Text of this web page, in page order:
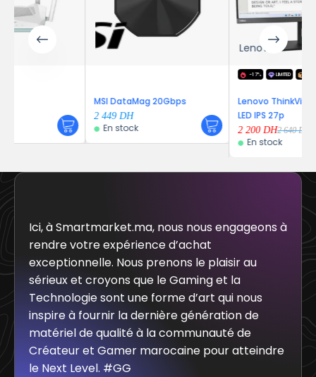
MSI DataMag 20Gbps
2 449DH
En stock
OFFER
Lenovo ThinkVision S27i-30 –
LED IPS 27p
2 640DH
2 200 DH
En stock
Ici, à Smartmarket.ma, nous nous engageons à
rendre votre expérience d’achat
exceptionnelle. Nous prenons le plaisir au
sérieux et croyons que le Gaming et la
Technologie sont une forme d’art qui nous
inspire à fournir la dernière génération de
matériel de qualité à la communauté de
Créateur et Gamer marocaine pour atteindre
le Next Level. #GG